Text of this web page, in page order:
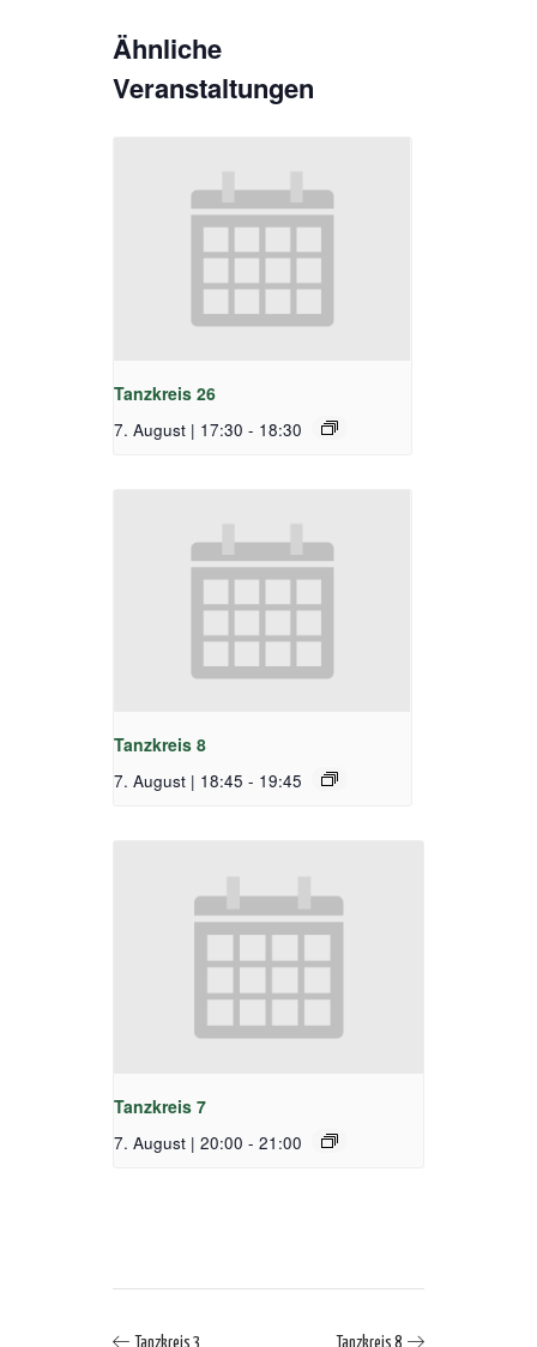
Ähnliche
Veranstaltungen
Tanzkreis 26
7. August | 17:30 - 18:30
Tanzkreis 8
7. August | 18:45 - 19:45
Tanzkreis 7
7. August | 20:00 - 21:00
Tanzkreis 3 Tanzkreis 8